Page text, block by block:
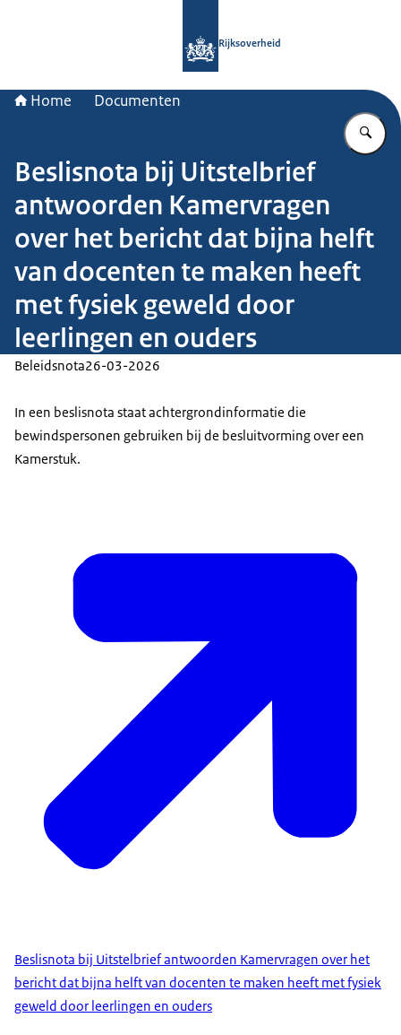
Rijksoverheid
Home Documenten
Beslisnota bij Uitstelbrief
antwoorden Kamervragen
over het bericht dat bijna helft
van docenten te maken heeft
met fysiek geweld door
leerlingen en ouders
Beleidsnota26-03-2026
In een beslisnota staat achtergrondinformatie die
bewindspersonen gebruiken bij de besluitvorming over een
Kamerstuk.
Beslisnota bij Uitstelbrief antwoorden Kamervragen over het
bericht dat bijna helft van docenten te maken heeft met fysiek
geweld door leerlingen en ouders